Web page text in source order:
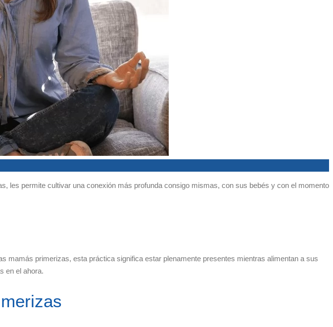
les permite cultivar una conexión más profunda consigo mismas, con sus bebés y con el momento
mamás primerizas, esta práctica significa estar plenamente presentes mientras alimentan a sus
en el ahora.